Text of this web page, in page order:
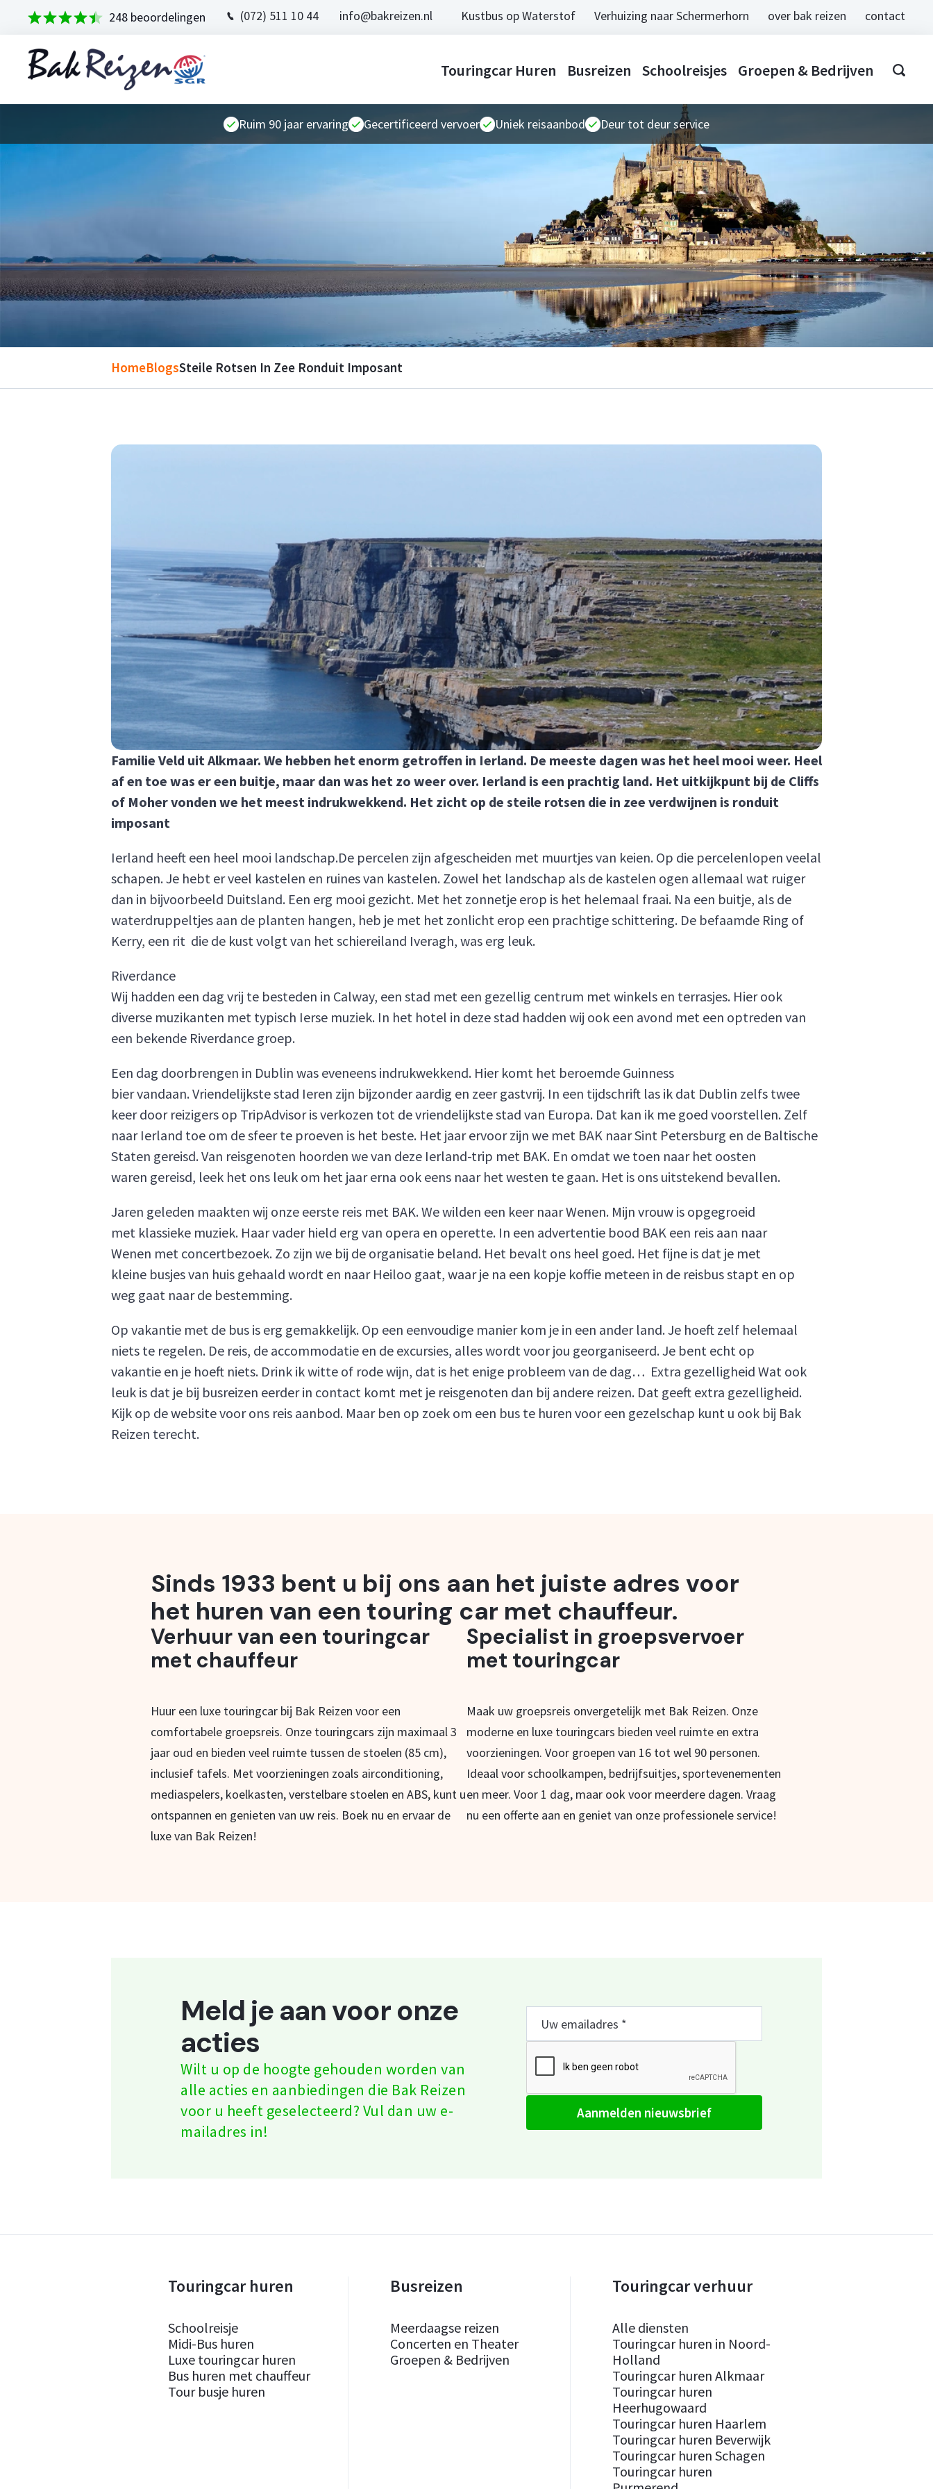
248 beoordelingen (072) 511 10 44 info@bakreizen.nl Kustbus op Waterstof Verhuizing naar Schermerhorn over bak reizen contact
Touringcar Huren Busreizen Schoolreisjes Groepen & Bedrijven
Ruim 90 jaar ervaring Gecertificeerd vervoer Uniek reisaanbod Deur tot deur service
HomeBlogsSteile Rotsen In Zee Ronduit Imposant
Familie Veld uit Alkmaar. We hebben het enorm getroffen in Ierland. De meeste dagen was het heel mooi weer. Heel
af en toe was er een buitje, maar dan was het zo weer over. Ierland is een prachtig land. Het uitkijkpunt bij de Cliffs
of Moher vonden we het meest indrukwekkend. Het zicht op de steile rotsen die in zee verdwijnen is ronduit
imposant
Ierland heeft een heel mooi landschap.De percelen zijn afgescheiden met muurtjes van keien. Op die percelenlopen veelal
schapen. Je hebt er veel kastelen en ruines van kastelen. Zowel het landschap als de kastelen ogen allemaal wat ruiger
dan in bijvoorbeeld Duitsland. Een erg mooi gezicht. Met het zonnetje erop is het helemaal fraai. Na een buitje, als de
waterdruppeltjes aan de planten hangen, heb je met het zonlicht erop een prachtige schittering. De befaamde Ring of
Kerry, een rit die de kust volgt van het schiereiland Iveragh, was erg leuk.
Riverdance
Wij hadden een dag vrij te besteden in Calway, een stad met een gezellig centrum met winkels en terrasjes. Hier ook
diverse muzikanten met typisch Ierse muziek. In het hotel in deze stad hadden wij ook een avond met een optreden van
een bekende Riverdance groep.
Een dag doorbrengen in Dublin was eveneens indrukwekkend. Hier komt het beroemde Guinness
bier vandaan. Vriendelijkste stad Ieren zijn bijzonder aardig en zeer gastvrij. In een tijdschrift las ik dat Dublin zelfs twee
keer door reizigers op TripAdvisor is verkozen tot de vriendelijkste stad van Europa. Dat kan ik me goed voorstellen. Zelf
naar Ierland toe om de sfeer te proeven is het beste. Het jaar ervoor zijn we met BAK naar Sint Petersburg en de Baltische
Staten gereisd. Van reisgenoten hoorden we van deze Ierland-trip met BAK. En omdat we toen naar het oosten
waren gereisd, leek het ons leuk om het jaar erna ook eens naar het westen te gaan. Het is ons uitstekend bevallen.
Jaren geleden maakten wij onze eerste reis met BAK. We wilden een keer naar Wenen. Mijn vrouw is opgegroeid
met klassieke muziek. Haar vader hield erg van opera en operette. In een advertentie bood BAK een reis aan naar
Wenen met concertbezoek. Zo zijn we bij de organisatie beland. Het bevalt ons heel goed. Het fijne is dat je met
kleine busjes van huis gehaald wordt en naar Heiloo gaat, waar je na een kopje koffie meteen in de reisbus stapt en op
weg gaat naar de bestemming.
Op vakantie met de bus is erg gemakkelijk. Op een eenvoudige manier kom je in een ander land. Je hoeft zelf helemaal
niets te regelen. De reis, de accommodatie en de excursies, alles wordt voor jou georganiseerd. Je bent echt op
vakantie en je hoeft niets. Drink ik witte of rode wijn, dat is het enige probleem van de dag… Extra gezelligheid Wat ook
leuk is dat je bij busreizen eerder in contact komt met je reisgenoten dan bij andere reizen. Dat geeft extra gezelligheid.
Kijk op de website voor ons reis aanbod. Maar ben op zoek om een bus te huren voor een gezelschap kunt u ook bij Bak
Reizen terecht.
Sinds 1933 bent u bij ons aan het juiste adres voor
het huren van een touring car met chauffeur.
Verhuur van een touringcar
met chauffeur
Huur een luxe touringcar bij Bak Reizen voor een
comfortabele groepsreis. Onze touringcars zijn maximaal 3
jaar oud en bieden veel ruimte tussen de stoelen (85 cm),
inclusief tafels. Met voorzieningen zoals airconditioning,
mediaspelers, koelkasten, verstelbare stoelen en ABS, kunt u
ontspannen en genieten van uw reis. Boek nu en ervaar de
luxe van Bak Reizen!
Specialist in groepsvervoer
met touringcar
Maak uw groepsreis onvergetelijk met Bak Reizen. Onze
moderne en luxe touringcars bieden veel ruimte en extra
voorzieningen. Voor groepen van 16 tot wel 90 personen.
Ideaal voor schoolkampen, bedrijfsuitjes, sportevenementen
en meer. Voor 1 dag, maar ook voor meerdere dagen. Vraag
nu een offerte aan en geniet van onze professionele service!
Meld je aan voor onze
acties
Wilt u op de hoogte gehouden worden van
alle acties en aanbiedingen die Bak Reizen
voor u heeft geselecteerd? Vul dan uw e-
mailadres in!
aanmelden nieuwsbrief
Touringcar huren
Schoolreisje
Midi-Bus huren
Luxe touringcar huren
Bus huren met chauffeur
Tour busje huren
Busreizen
Meerdaagse reizen
Concerten en Theater
Groepen & Bedrijven
Touringcar verhuur
Alle diensten
Touringcar huren in Noord-
Holland
Touringcar huren Alkmaar
Touringcar huren
Heerhugowaard
Touringcar huren Haarlem
Touringcar huren Beverwijk
Touringcar huren Schagen
Touringcar huren